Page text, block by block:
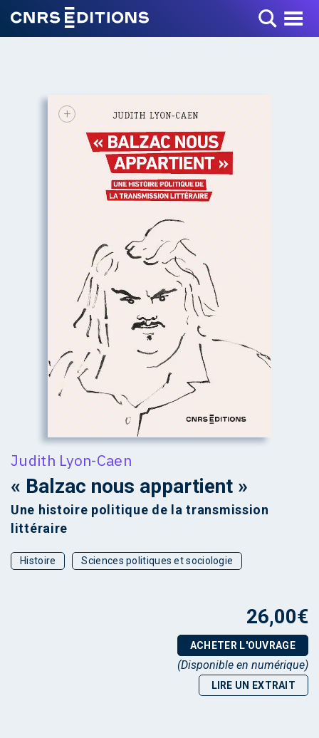
Toggle Menu
+
Judith Lyon-Caen
« Balzac nous appartient »
Une histoire politique de la transmission
littéraire
Histoire Sciences politiques et sociologie
26,00€
ACHETER L'OUVRAGE
(Disponible en numérique)
LIRE UN EXTRAIT